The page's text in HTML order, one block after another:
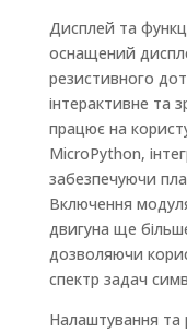
Дисплей та
оснащений
резистивного
інтерактивне та
працює на
MicroPython,
забезпечуючи
Включення
двигуна ще
дозволяючи
спектр задач
Налаштування та